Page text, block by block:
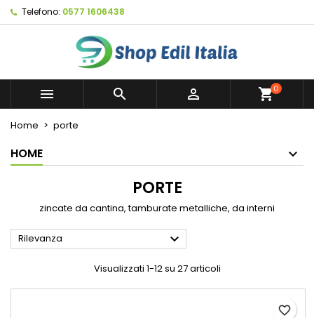
Telefono: 0577 1606438
   shopping_cart0
Home porte
HOME
PORTE
zincate da cantina, tamburate metalliche, da interni
Rilevanza 
Visualizzati 1-12 su 27 articoli
favorite_border
My wishlists ×
Create new list
((modalTitle)) ×
((confirmMessage))
((cancelText)) ((modalDeleteText))
Crea lista dei desideri ×
Nome lista dei desideri
Accedi ×
Devi avere effettuato l'accesso per salvare dei
prodotti nella tua lista dei desideri.